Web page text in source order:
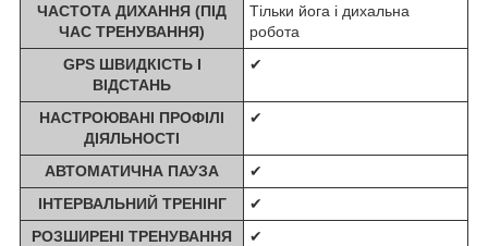
ЧАСТОТА ДИХАННЯ (ПІД
ЧАС ТРЕНУВАННЯ)
Тільки йога і дихальна
робота
GPS ШВИДКІСТЬ І
ВІДСТАНЬ
✔
НАСТРОЮВАНІ ПРОФІЛІ
ДІЯЛЬНОСТІ
✔
АВТОМАТИЧНА ПАУЗА
✔
ІНТЕРВАЛЬНИЙ ТРЕНІНГ
✔
РОЗШИРЕНІ ТРЕНУВАННЯ
✔